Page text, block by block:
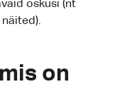
oskusi (nt
on